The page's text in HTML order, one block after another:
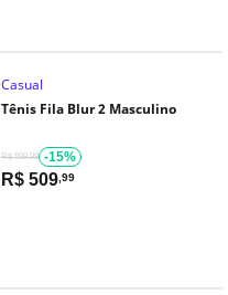
Casual
Tênis Fila Blur 2 Masculino
R$ 599,99 -15%
R$ 509,99